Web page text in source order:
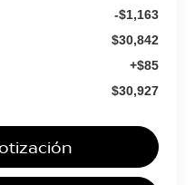
-$1,163
$30,842
+$85
$30,927